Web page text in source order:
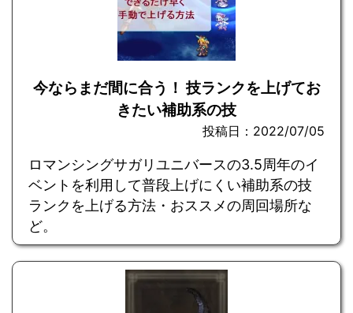
今ならまだ間に合う！ 技ランクを上げてお
きたい補助系の技
投稿日：2022/07/05
ロマンシングサガリユニバースの3.5周年のイ
ベントを利用して普段上げにくい補助系の技
ランクを上げる方法・おススメの周回場所な
ど。